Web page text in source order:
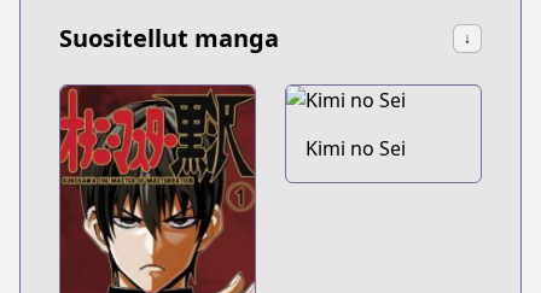
Suositellut manga ↓
Kimi no Sei